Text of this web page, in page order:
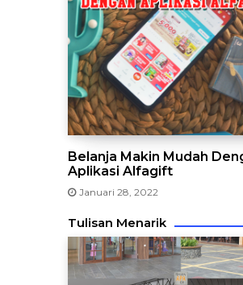
Belanja Makin Mudah
Aplikasi Alfagift
Januari 28, 2022
Tulisan Menarik